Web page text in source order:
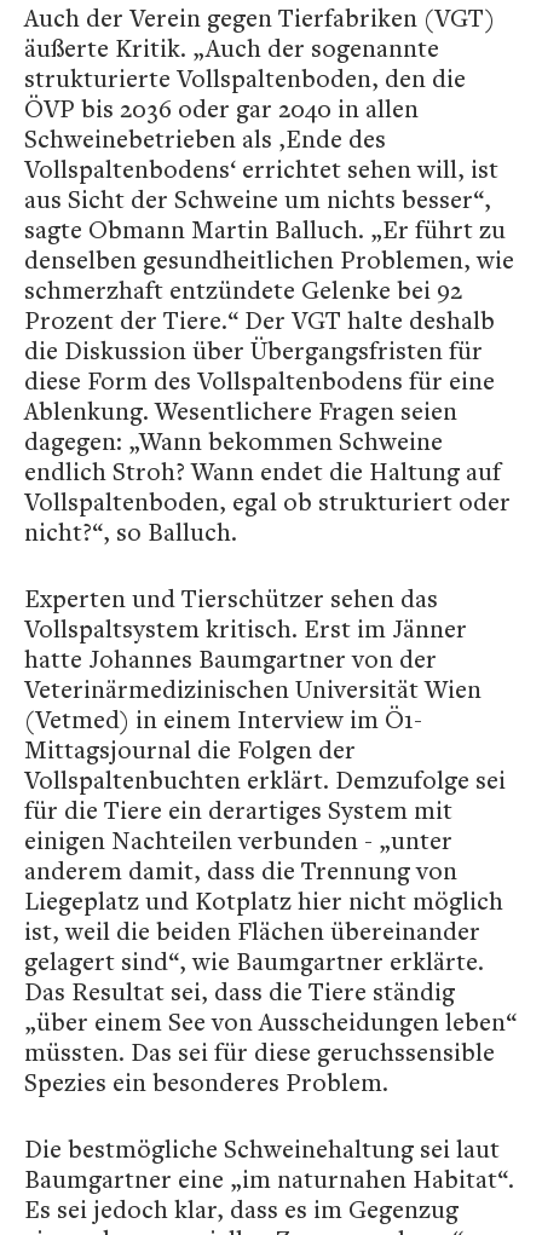
Auch der Verein gegen Tierfabriken (VGT)
äußerte Kritik. „Auch der sogenannte
strukturierte Vollspaltenboden, den die
ÖVP bis 2036 oder gar 2040 in allen
Schweinebetrieben als ‚Ende des
Vollspaltenbodens‘ errichtet sehen will, ist
aus Sicht der Schweine um nichts besser“,
sagte Obmann Martin Balluch. „Er führt zu
denselben gesundheitlichen Problemen, wie
schmerzhaft entzündete Gelenke bei 92
Prozent der Tiere.“ Der VGT halte deshalb
die Diskussion über Übergangsfristen für
diese Form des Vollspaltenbodens für eine
Ablenkung. Wesentlichere Fragen seien
dagegen: „Wann bekommen Schweine
endlich Stroh? Wann endet die Haltung auf
Vollspaltenboden, egal ob strukturiert oder
nicht?“, so Balluch.
Experten und Tierschützer sehen das
Vollspaltsystem kritisch. Erst im Jänner
hatte Johannes Baumgartner von der
Veterinärmedizinischen Universität Wien
(Vetmed) in einem Interview im Ö1-
Mittagsjournal die Folgen der
Vollspaltenbuchten erklärt. Demzufolge sei
für die Tiere ein derartiges System mit
einigen Nachteilen verbunden - „unter
anderem damit, dass die Trennung von
Liegeplatz und Kotplatz hier nicht möglich
ist, weil die beiden Flächen übereinander
gelagert sind“, wie Baumgartner erklärte.
Das Resultat sei, dass die Tiere ständig
„über einem See von Ausscheidungen leben“
müssten. Das sei für diese geruchssensible
Spezies ein besonderes Problem.
Die bestmögliche Schweinehaltung sei laut
Baumgartner eine „im naturnahen Habitat“.
Es sei jedoch klar, dass es im Gegenzug